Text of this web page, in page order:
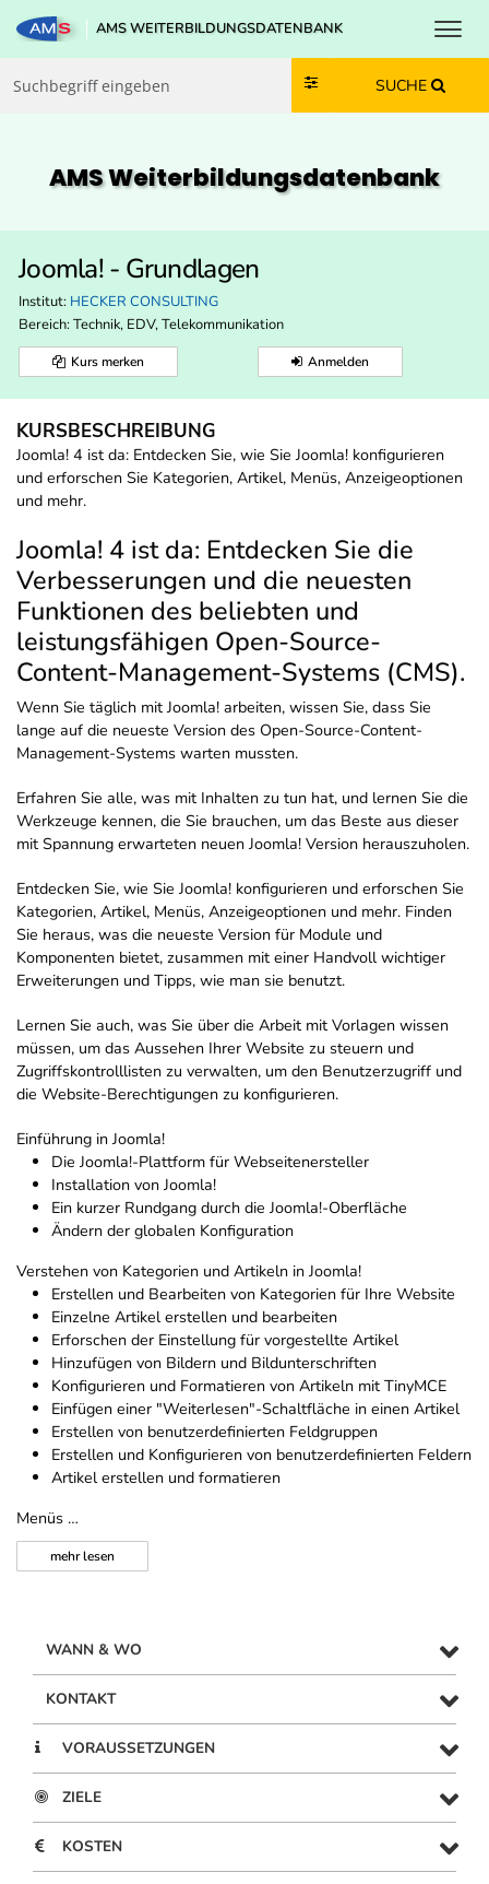
Zum Inhalt springen
Zum Navmenü springen
Zur Suche springen
Zur Footer springen
AMS WEITERBILDUNGSDATENBANK
SUCHE
AMS Weiterbildungs­datenbank
Joomla! - Grundlagen
Institut: HECKER CONSULTING
Bereich: Technik, EDV, Telekommunikation
Kurs merken Anmelden
KURSBESCHREIBUNG
Joomla! 4 ist da: Entdecken Sie, wie Sie Joomla! konfigurieren
und erforschen Sie Kategorien, Artikel, Menüs, Anzeigeoptionen
und mehr.
Joomla! 4 ist da: Entdecken Sie die
Verbesserungen und die neuesten
Funktionen des beliebten und
leistungsfähigen Open-Source-
Content-Management-Systems (CMS).
Wenn Sie täglich mit Joomla! arbeiten, wissen Sie, dass Sie
lange auf die neueste Version des Open-Source-Content-
Management-Systems warten mussten.
Erfahren Sie alle, was mit Inhalten zu tun hat, und lernen Sie die
Werkzeuge kennen, die Sie brauchen, um das Beste aus dieser
mit Spannung erwarteten neuen Joomla! Version herauszuholen.
Entdecken Sie, wie Sie Joomla! konfigurieren und erforschen Sie
Kategorien, Artikel, Menüs, Anzeigeoptionen und mehr. Finden
Sie heraus, was die neueste Version für Module und
Komponenten bietet, zusammen mit einer Handvoll wichtiger
Erweiterungen und Tipps, wie man sie benutzt.
Lernen Sie auch, was Sie über die Arbeit mit Vorlagen wissen
müssen, um das Aussehen Ihrer Website zu steuern und
Zugriffskontrolllisten zu verwalten, um den Benutzerzugriff und
die Website-Berechtigungen zu konfigurieren.
Einführung in Joomla!
Die Joomla!-Plattform für Webseitenersteller
Installation von Joomla!
Ein kurzer Rundgang durch die Joomla!-Oberfläche
Ändern der globalen Konfiguration
Verstehen von Kategorien und Artikeln in Joomla!
Erstellen und Bearbeiten von Kategorien für Ihre Website
Einzelne Artikel erstellen und bearbeiten
Erforschen der Einstellung für vorgestellte Artikel
Hinzufügen von Bildern und Bildunterschriften
Konfigurieren und Formatieren von Artikeln mit TinyMCE
Einfügen einer "Weiterlesen"-Schaltfläche in einen Artikel
Erstellen von benutzerdefinierten Feldgruppen
Erstellen und Konfigurieren von benutzerdefinierten Feldern
Artikel erstellen und formatieren
Menüs …
mehrlesen
WANN & WO
KONTAKT
VORAUSSETZUNGEN
ZIELE
KOSTEN